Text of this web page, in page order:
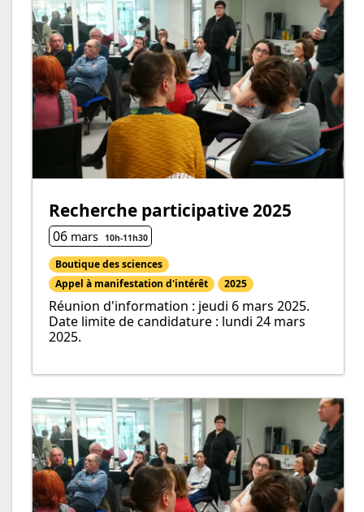
Recherche participative 2025
06 mars 10h-11h30
Boutique des sciences
Appel à manifestation d'intérêt
2025
Réunion d'information : jeudi 6 mars 2025.
Date limite de candidature : lundi 24 mars
2025.